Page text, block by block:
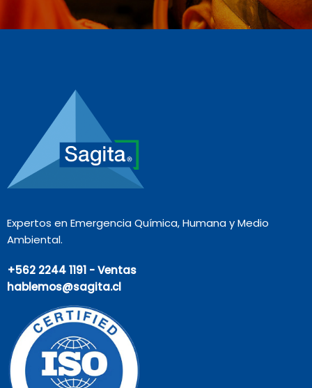
Expertos en Emergencia Química, Humana y Medio
Ambiental.
+562 2244 1191 - Ventas
hablemos@sagita.cl